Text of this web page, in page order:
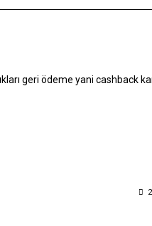
geri ödeme yani cashback